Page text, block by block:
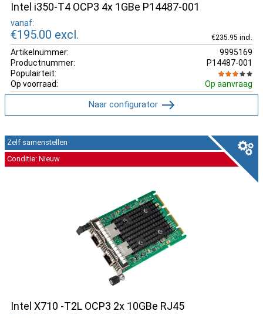
Intel i350-T4 OCP3 4x 1GBe P14487-001
vanaf:
€195.00 excl. €235.95 incl.
Artikelnummer:
9995169
Productnummer:
P14487-001
Populairteit:
Op voorraad:
Op aanvraag
Naar configurator
Intel X710 -T2L OCP3 2x 10GBe RJ45
Zelf samenstellen
Conditie: Nieuw